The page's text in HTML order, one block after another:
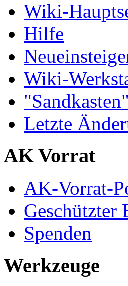
Wiki-
Hilfe
Wiki-
"Sandkasten"
Letzte
AK Vorrat
AK-Vorrat-
Geschützter
Spenden
Werkzeuge